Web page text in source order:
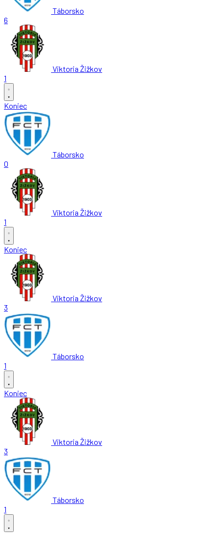
Táborsko
6
Viktoria Žižkov
1
Koniec
Táborsko
0
Viktoria Žižkov
1
Koniec
Viktoria Žižkov
3
Táborsko
1
Koniec
Viktoria Žižkov
3
Táborsko
1